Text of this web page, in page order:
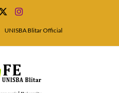
UNISBA Blitar Official